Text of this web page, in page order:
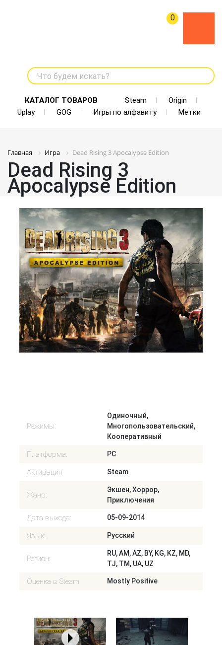
0
Что будем искать?
КАТАЛОГ ТОВАРОВ Steam
Origin
Uplay
GOG Игры по алфавиту Метки
Главная Игра Dead Rising 3 Apocalypse Edition
Dead Rising 3
Apocalypse Edition
Режимы:
Одиночный,
Многопользовательский,
Кооперативный
Платформа: PC
Активация Steam
Жанр:
Экшен, Хоррор,
Приключения
Дата выхода: 05-09-2014
Язык: Русский
Регион:
RU, AM, AZ, BY, KG, KZ, MD,
TJ, TM, UA, UZ
Оценка в Steam Mostly Positive